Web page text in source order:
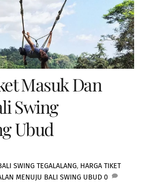
Masuk Dan
Swing
Ubud
SWING TEGALALANG, HARGA TIKET
MENUJU BALI SWING UBUD 0